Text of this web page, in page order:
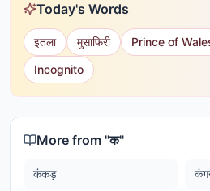
Today's Words
इतला मुसाफिरी Prince of
Incognito
More from "क"
कंकड़